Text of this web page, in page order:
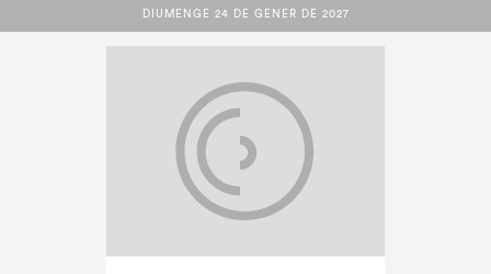
DIUMENGE 24 DE GENER DE 2027
DIUMENGE 24 DE GENER DE 2027